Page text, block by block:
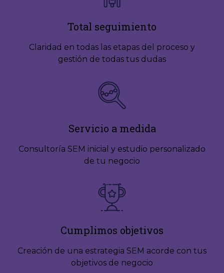
Total seguimiento
Claridad en todas las etapas del proceso y
gestión de todas tus dudas
Servicio a medida
Consultoría SEM inicial y estudio personalizado
de tu negocio
Cumplimos objetivos
Creación de una estrategia SEM acorde con tus
objetivos de negocio